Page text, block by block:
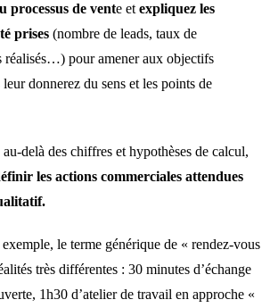
processus de vente et expliquez les
prises (nombre de leads, taux de
réalisés…) pour amener aux objectifs
donnerez du sens et les points de
delà des chiffres et hypothèses de calcul,
les actions commerciales attendues
le terme générique de « rendez-vous
très différentes : 30 minutes d’échange
1h30 d’atelier de travail en approche «